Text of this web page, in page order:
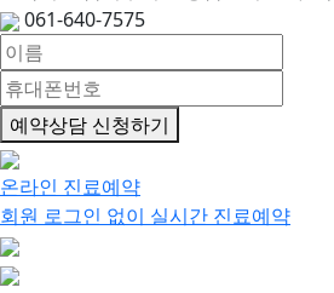
061-640-7575
예약상담 신청하기
온라인 진료예약
회원 로그인 없이 실시간 진료예약